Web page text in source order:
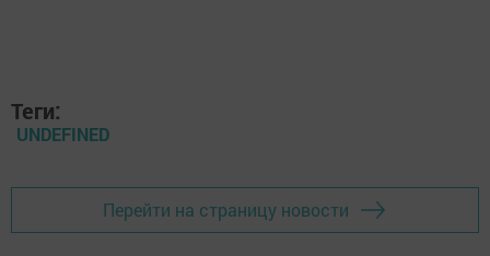
Теги:
UNDEFINED
Перейти на страницу новости